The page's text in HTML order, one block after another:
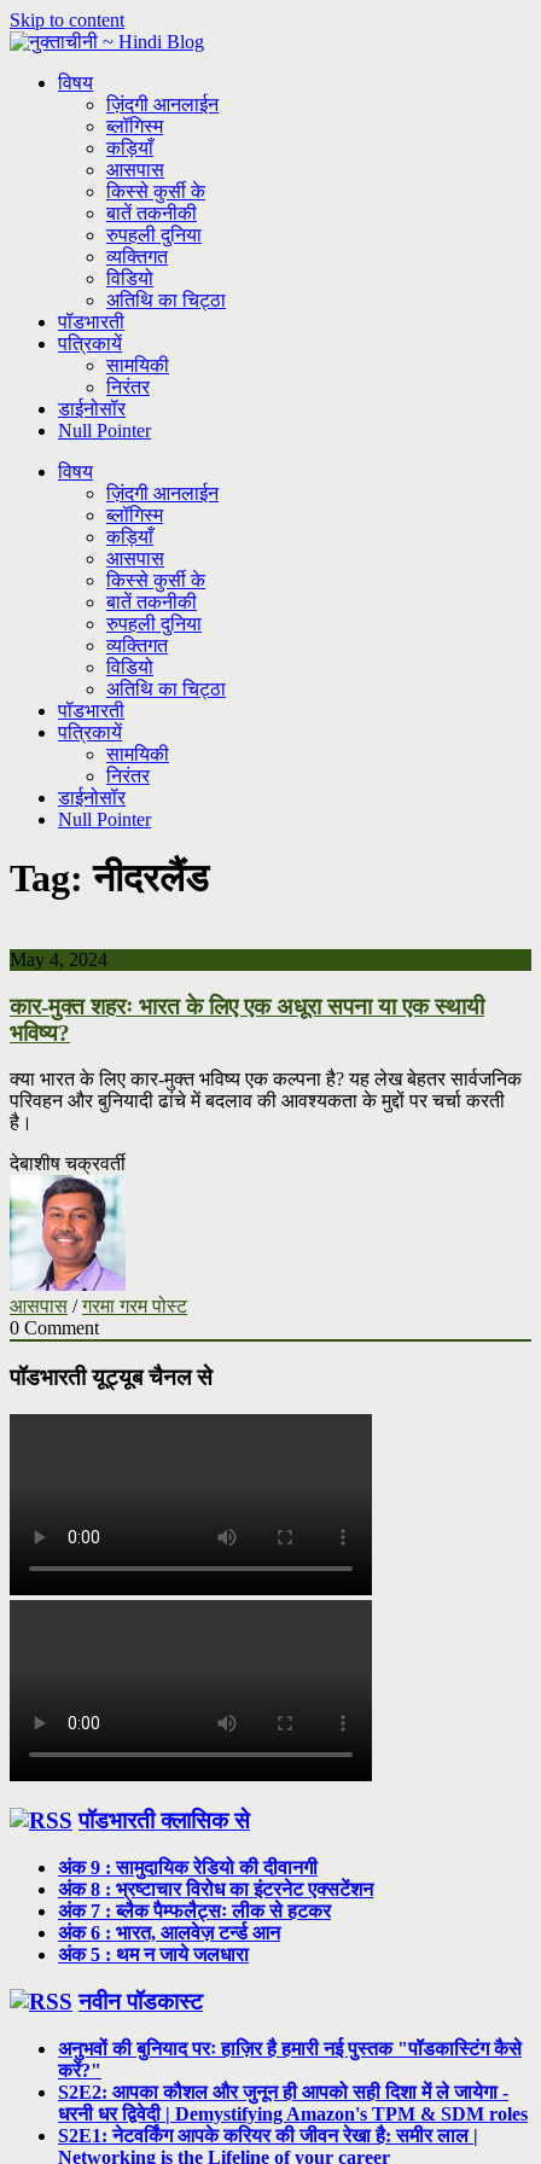
Skip to content
विषय
ज़िंदगी आनलाईन
ब्लॉगिस्म
कड़ियाँ
आसपास
किस्से कुर्सी के
बातें तकनीकी
रुपहली दुनिया
व्यक्तिगत
विडियो
अतिथि का चिट्ठा
पॉडभारती
पत्रिकायें
सामयिकी
निरंतर
डाईनोसॉर
Null Pointer
विषय
ज़िंदगी आनलाईन
ब्लॉगिस्म
कड़ियाँ
आसपास
किस्से कुर्सी के
बातें तकनीकी
रुपहली दुनिया
व्यक्तिगत
विडियो
अतिथि का चिट्ठा
पॉडभारती
पत्रिकायें
सामयिकी
निरंतर
डाईनोसॉर
Null Pointer
Tag:नीदरलैंड
May 4, 2024
कार-मुक्त शहरः भारत के लिए एक अधूरा सपना या एक स्थायी
भविष्य?
क्या भारत के लिए कार-मुक्त भविष्य एक कल्पना है? यह लेख बेहतर सार्वजनिक
परिवहन और बुनियादी ढांचे में बदलाव की आवश्यकता के मुद्दों पर चर्चा करती
है।
देबाशीष चक्रवर्ती
आसपास /गरमा गरम पोस्ट
0 Comment
पॉडभारती यूट्यूब चैनल से
पॉडभारती क्लासिक से
अंक 9 : सामुदायिक रेडियो की दीवानगी
अंक 8 : भ्रष्टाचार विरोध का इंटरनेट एक्सटेंशन
अंक 7 : ब्लैक पैम्फलैट्सः लीक से हटकर
अंक 6 : भारत, आलवेज़ टर्न्ड आन
अंक 5 : थम न जाये जलधारा
नवीन पॉडकास्ट
अनुभवों की बुनियाद परः हाज़िर है हमारी नई पुस्तक "पॉडकास्टिंग कैसे
करें?"
S2E2: आपका कौशल और जुनून ही आपको सही दिशा में ले जायेगा -
धरनी धर द्विवेदी | Demystifying Amazon's TPM & SDM roles
S2E1: नेटवर्किंग आपके करियर की जीवन रेखा है: समीर लाल |
Networking is the Lifeline of your career